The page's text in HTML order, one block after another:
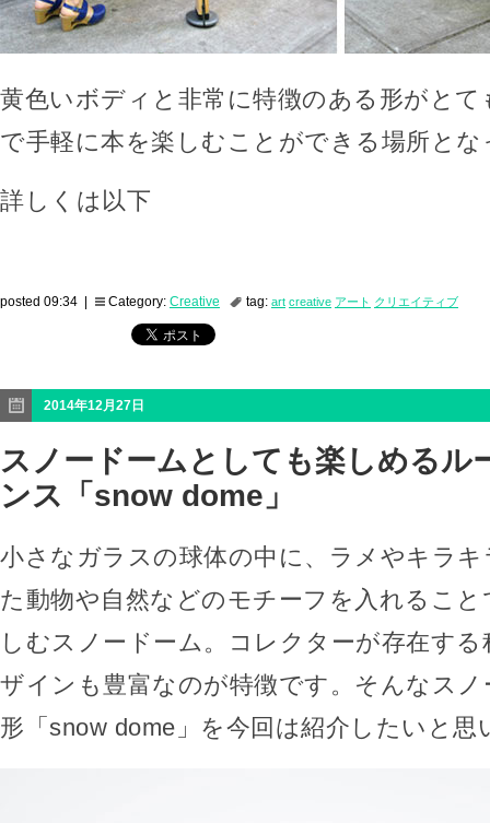
黄色いボディと非常に特徴のある形がとて
で手軽に本を楽しむことができる場所と
詳しくは以下
posted 09:34 | Category: Creative tag: art creative アート クリエイティブ
2014年12月27日
スノードームとしても楽しめるル
ンス「snow dome」
小さなガラスの球体の中に、ラメやキラ
た動物や自然などのモチーフを入れるこ
しむスノードーム。コレクターが存在す
ザインも豊富なのが特徴です。そんなス
形「snow dome」を今回は紹介したいと思